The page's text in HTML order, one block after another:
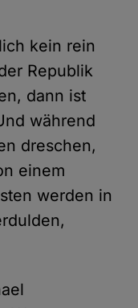
kein rein
Republik
dann ist
während
dreschen,
einem
werden in